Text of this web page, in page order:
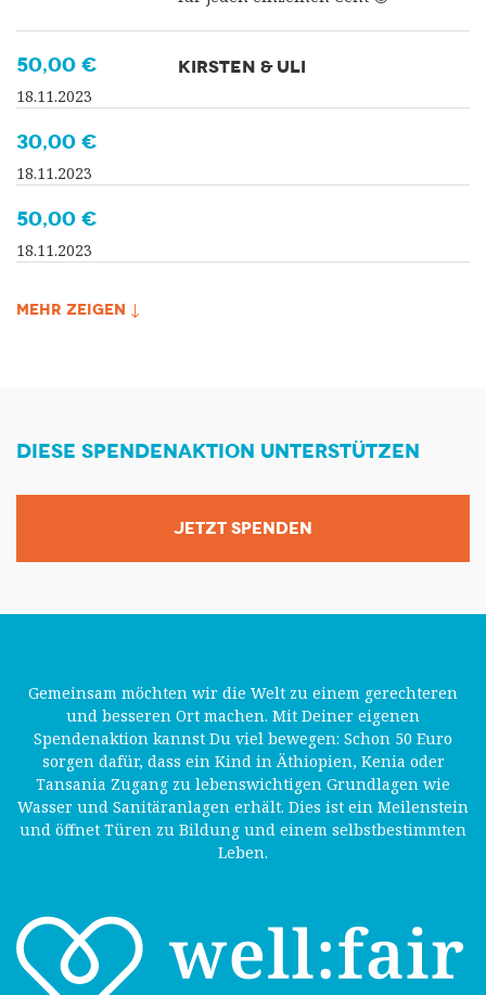
50,00 €
18.11.2023
KIRSTEN & ULI
30,00 €
18.11.2023
50,00 €
18.11.2023
MEHR ZEIGEN ↓
DIESE SPENDENAKTION UNTERSTÜTZEN
JETZT SPENDEN
Gemeinsam möchten wir die Welt zu einem gerechteren
und besseren Ort machen. Mit Deiner eigenen
Spendenaktion kannst Du viel bewegen: Schon 50 Euro
sorgen dafür, dass ein Kind in Äthiopien, Kenia oder
Tansania Zugang zu lebenswichtigen Grundlagen wie
Wasser und Sanitäranlagen erhält. Dies ist ein Meilenstein
und öffnet Türen zu Bildung und einem selbstbestimmten
Leben.